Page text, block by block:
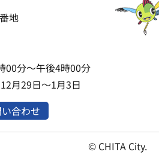
地
分～午後4時00分
月29日～1月3日
合わせ
© CHITA City.